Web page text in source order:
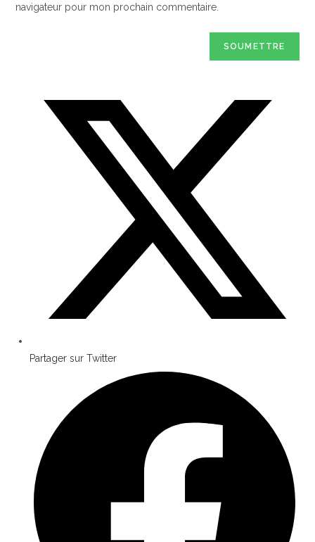
navigateur pour mon prochain commentaire.
Partager sur Twitter